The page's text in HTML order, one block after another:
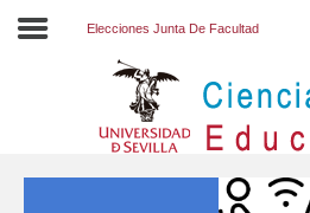
Elecciones Junta De Facultad